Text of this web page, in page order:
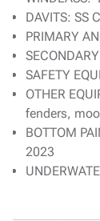
DAVITS: SS
PRIMARY
SAFETY
OTHER
fenders,
BOTTOM
2023